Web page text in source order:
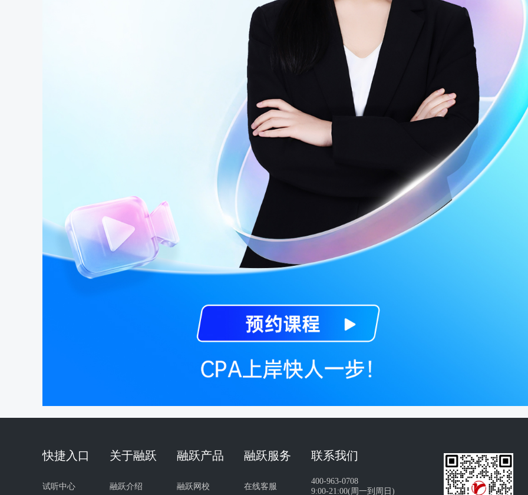
快捷入口 关于融跃 融跃产品 融跃服务 联系我们
试听中心 融跃介绍 融跃网校 在线客服
400-963-0708
9:00-21:00(周一到周日)